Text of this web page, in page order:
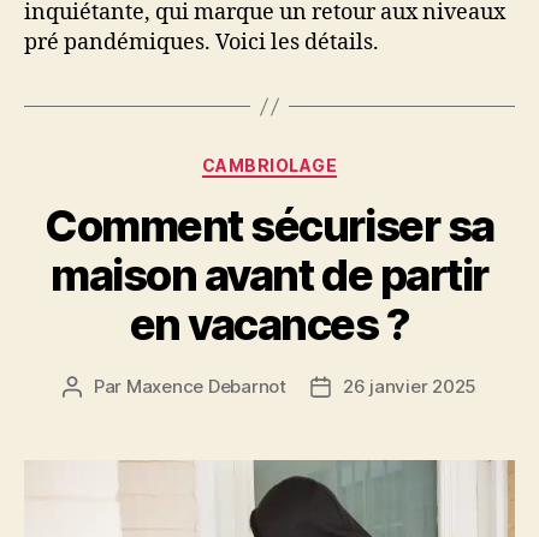
inquiétante, qui marque un retour aux niveaux
pré pandémiques. Voici les détails.
Catégories
CAMBRIOLAGE
Comment sécuriser sa
maison avant de partir
en vacances ?
Auteur
Par Maxence Debarnot
Date26 janvier 2025